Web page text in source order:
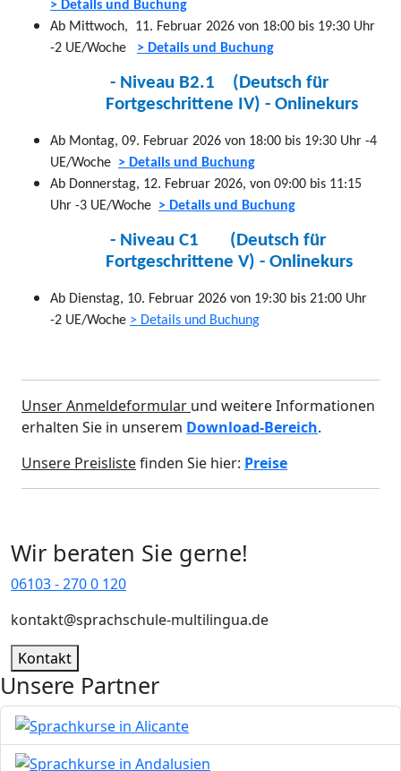
> Details und Buchung
Ab Mittwoch, 11. Februar 2026 von 18:00 bis 19:30 Uhr
-2 UE/Woche
> Details und Buchung
- Niveau B2.1 (Deutsch für
Fortgeschrittene IV) - Onlinekurs
Ab Montag, 09. Februar 2026 von 18:00 bis 19:30 Uhr -4
UE/Woche > Details und Buchung
Ab Donnerstag, 12. Februar 2026, von 09:00 bis 11:15
Uhr -3 UE/Woche > Details und Buchung
- Niveau C1 (Deutsch für
Fortgeschrittene V) - Onlinekurs
Ab Dienstag, 10. Februar 2026 von 19:30 bis 21:00 Uhr
-2 UE/Woche > Details und Buchung
Unser Anmeldeformular und weitere Informationen
erhalten Sie in unserem Download-Bereich.
Unsere Preislistefinden Sie hier: Preise
Wir beraten Sie gerne!
06103 - 270 0 120
kontakt@sprachschule-multilingua.de
Kontakt
Unsere Partner
Bild
Bild